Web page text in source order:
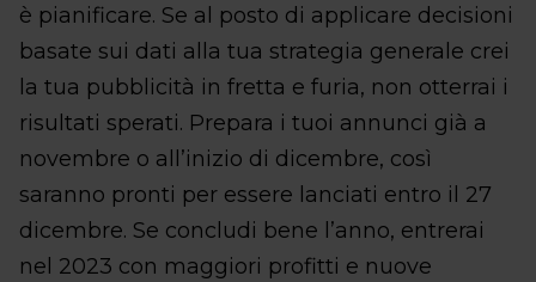
è pianificare. Se al posto di applicare decisioni
basate sui dati alla tua strategia generale crei
la tua pubblicità in fretta e furia, non otterrai i
risultati sperati. Prepara i tuoi annunci già a
novembre o all’inizio di dicembre, così
saranno pronti per essere lanciati entro il 27
dicembre. Se concludi bene l’anno, entrerai
nel 2023 con maggiori profitti e nuove